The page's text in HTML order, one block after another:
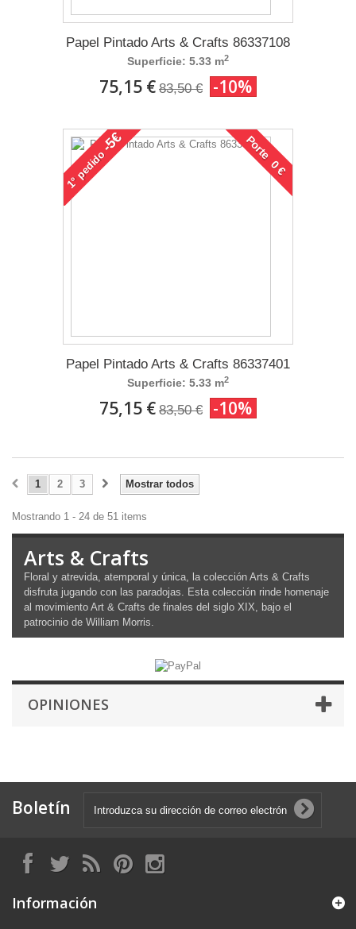
Papel Pintado Arts & Crafts 86337108
Superficie: 5.33 m2
75,15 € 83,50 € -10%
1°
pedido
-5€ Porte 0 €
Papel Pintado Arts & Crafts 86337401
Superficie: 5.33 m2
75,15 € 83,50 € -10%
Mostrar todos
1 2 3
Mostrando 1 - 24 de 51 items
Arts & Crafts
Floral y atrevida, atemporal y única, la colección Arts & Crafts
disfruta jugando con las paradojas. Esta colección rinde homenaje
al movimiento Art & Crafts de finales del siglo XIX, bajo el
patrocinio de William Morris.
OPINIONES
Boletín
Información